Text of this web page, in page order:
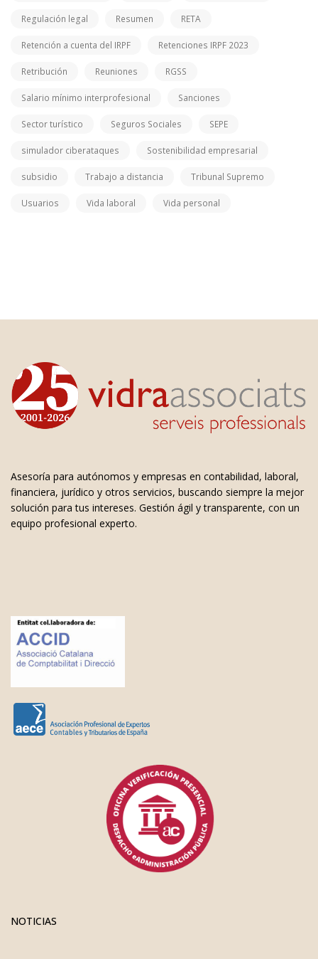
Regulación legal Resumen RETA
Retención a cuenta del IRPF Retenciones IRPF 2023
Retribución Reuniones RGSS
Salario mínimo interprofesional Sanciones
Sector turístico Seguros Sociales SEPE
simulador ciberataques Sostenibilidad empresarial
subsidio Trabajo a distancia Tribunal Supremo
Usuarios Vida laboral Vida personal
Asesoría para autónomos y empresas en contabilidad, laboral,
financiera, jurídico y otros servicios, buscando siempre la mejor
solución para tus intereses. Gestión ágil y transparente, con un
equipo profesional experto.
NOTICIAS